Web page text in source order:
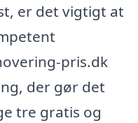
er det vigtigt at
pris.dk
der gør det
tre gratis og